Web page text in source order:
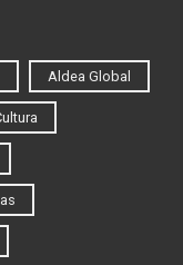
Aldea Global